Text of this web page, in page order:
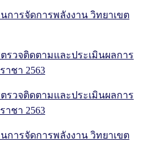
ารจัดการพลังงาน วิทยาเขต
รวจติดตามและประเมินผลการ
าชา 2563
รวจติดตามและประเมินผลการ
าชา 2563
ารจัดการพลังงาน วิทยาเขต